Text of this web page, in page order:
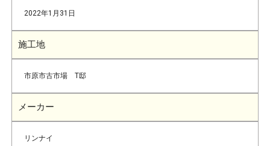
2022年1月31日
施工地
市原市古市場 T邸
メーカー
リンナイ